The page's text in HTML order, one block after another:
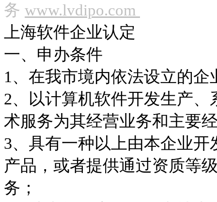
务 www.lvdipo.com
上海软件企业认定
一、申办条件
1、在我市境内依法设立的
2、以计算机软件开发生产
术服务为其经营业务和主要
3、具有一种以上由本企业
产品，或者提供通过资质等
务；